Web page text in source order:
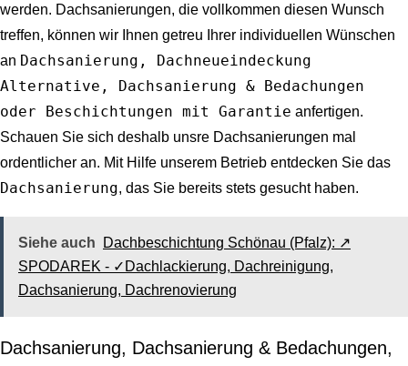
werden. Dachsanierungen, die vollkommen diesen Wunsch
treffen, können wir Ihnen getreu Ihrer individuellen Wünschen
an Dachsanierung, Dachneueindeckung
Alternative, Dachsanierung & Bedachungen
oder Beschichtungen mit Garantie anfertigen.
Schauen Sie sich deshalb unsre Dachsanierungen mal
ordentlicher an. Mit Hilfe unserem Betrieb entdecken Sie das
Dachsanierung, das Sie bereits stets gesucht haben.
Siehe auch
Dachbeschichtung Schönau (Pfalz): ↗️
SPODAREK - ✓Dachlackierung, Dachreinigung,
Dachsanierung, Dachrenovierung
Dachsanierung, Dachsanierung & Bedachungen,